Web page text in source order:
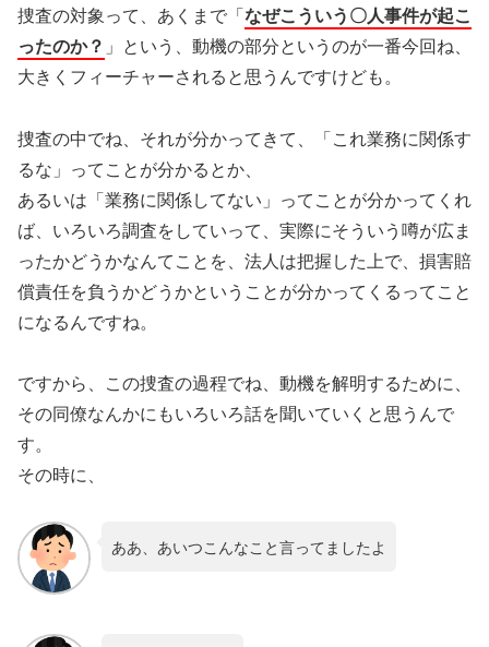
捜査の対象って、あくまで「なぜこういう〇人事件が起こ
ったのか？ 」という、動機の部分というのが一番今回ね、
大きくフィーチャーされると思うんですけども。
捜査の中でね、それが分かってきて、「これ業務に関係す
るな」ってことが分かるとか、
あるいは「業務に関係してない」ってことが分かってくれ
ば、いろいろ調査をしていって、実際にそういう噂が広ま
ったかどうかなんてことを、法人は把握した上で、損害賠
償責任を負うかどうかということが分かってくるってこと
になるんですね。
ですから、この捜査の過程でね、動機を解明するために、
その同僚なんかにもいろいろ話を聞いていくと思うんで
す。
その時に、
ああ、あいつこんなこと言ってましたよ